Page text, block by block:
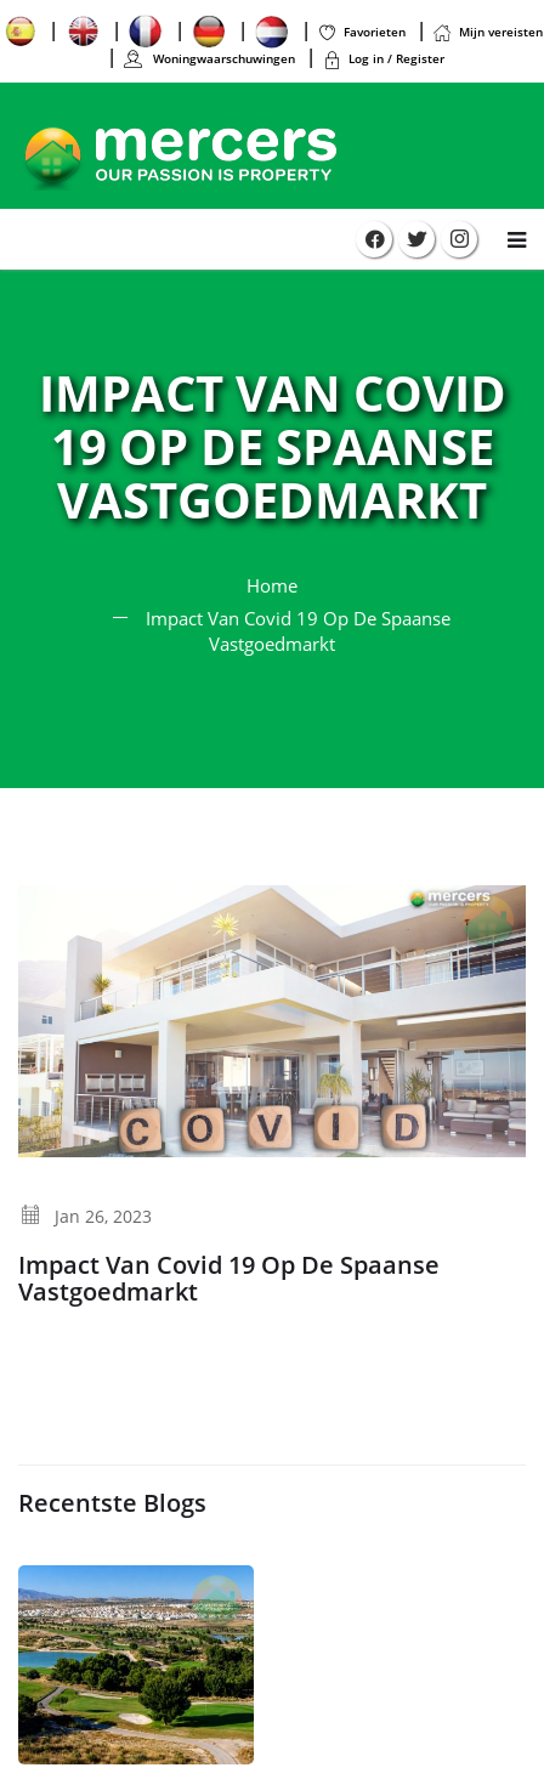
Favorieten
Mijn vereisten
Woningwaarschuwingen
Log in / Register
IMPACT VAN COVID
19 OP DE SPAANSE
VASTGOEDMARKT
Home
Impact Van Covid 19 Op De Spaanse
Vastgoedmarkt
Jan 26, 2023
Impact Van Covid 19 Op De Spaanse
Vastgoedmarkt
Recentste Blogs